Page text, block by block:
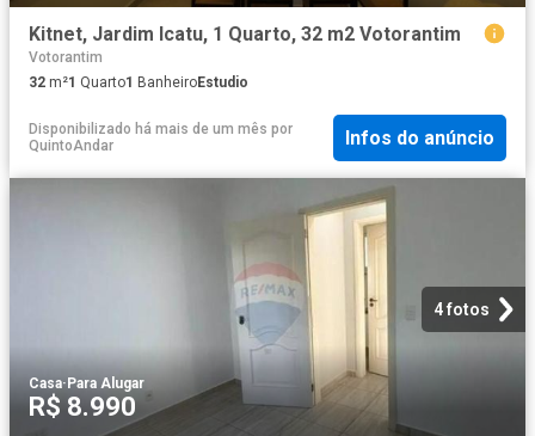
Kitnet, Jardim Icatu, 1 Quarto, 32 m2 Votorantim
Votorantim
32 m²1 Quarto1 BanheiroEstudio
Disponibilizado há mais de um mês por
QuintoAndar
Infos do anúncio
4 fotos
Casa· Para Alugar
R$ 8.990